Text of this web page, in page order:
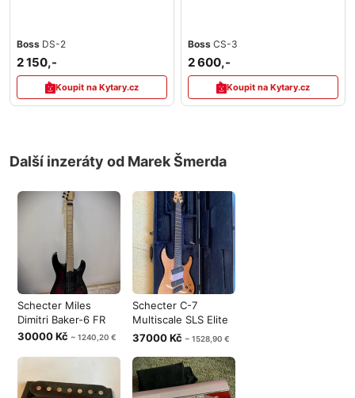
Boss DS-2
2 150,-
Koupit na Kytary.cz
Boss CS-3
2 600,-
Koupit na Kytary.cz
Další inzeráty od Marek Šmerda
Schecter Miles
Dimitri Baker-6 FR
30000 Kč ~ 1240,20 €
Schecter C-7
Multiscale SLS Elite
7 String
37000 Kč ~ 1528,90 €